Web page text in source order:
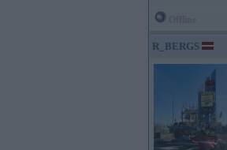
R_BERGS